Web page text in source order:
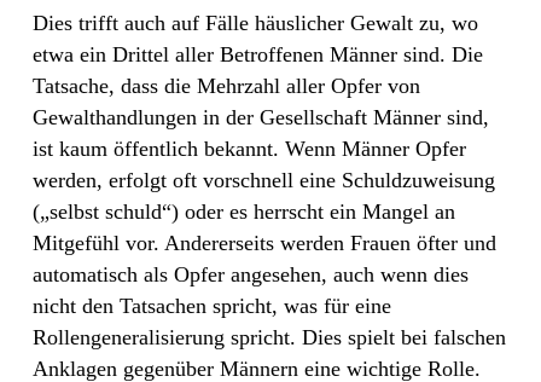
Dies trifft auch auf Fälle häuslicher Gewalt zu, wo
etwa ein Drittel aller Betroffenen Männer sind. Die
Tatsache, dass die Mehrzahl aller Opfer von
Gewalthandlungen in der Gesellschaft Männer sind,
ist kaum öffentlich bekannt. Wenn Männer Opfer
werden, erfolgt oft vorschnell eine Schuldzuweisung
(„selbst schuld“) oder es herrscht ein Mangel an
Mitgefühl vor. Andererseits werden Frauen öfter und
automatisch als Opfer angesehen, auch wenn dies
nicht den Tatsachen spricht, was für eine
Rollengeneralisierung spricht. Dies spielt bei falschen
Anklagen gegenüber Männern eine wichtige Rolle.